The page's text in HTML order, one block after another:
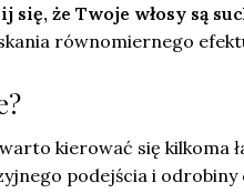
że Twoje włosy są
równomiernego
kierować się kilkoma
podejścia i odrobiny